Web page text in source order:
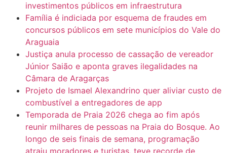
investimentos públicos em infraestrutura
Família é indiciada por esquema de fraudes em
concursos públicos em sete municípios do Vale do
Araguaia
Justiça anula processo de cassação de vereador
Júnior Saião e aponta graves ilegalidades na
Câmara de Aragarças
Projeto de Ismael Alexandrino quer aliviar custo de
combustível a entregadores de app
Temporada de Praia 2026 chega ao fim após
reunir milhares de pessoas na Praia do Bosque. Ao
longo de seis finais de semana, programação